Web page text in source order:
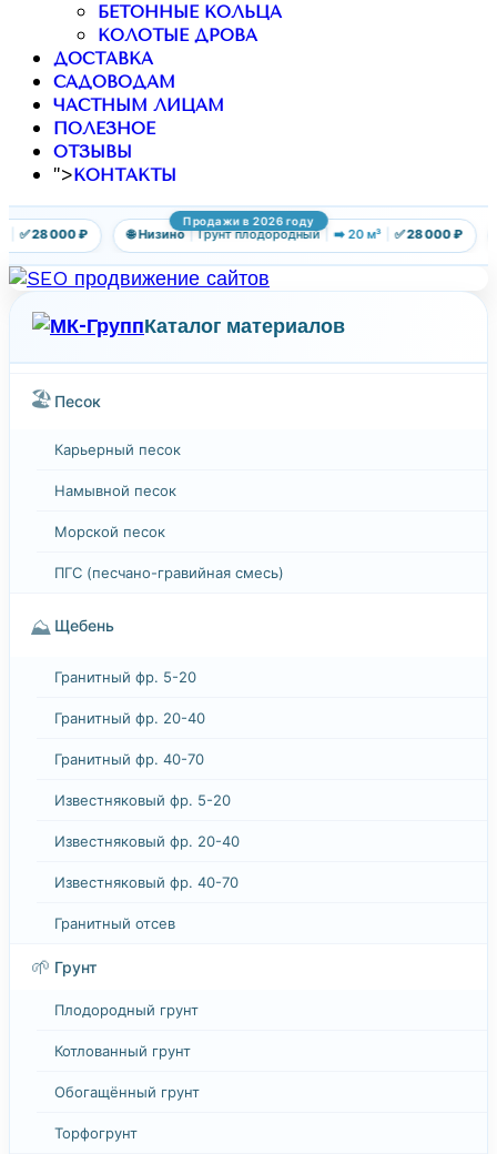
БЕТОННЫЕ КОЛЬЦА
КОЛОТЫЕ ДРОВА
ДОСТАВКА
САДОВОДАМ
ЧАСТНЫМ ЛИЦАМ
ПОЛЕЗНОЕ
ОТЗЫВЫ
">КОНТАКТЫ
Продажи в 2026 году
✅ 28 000 ₽ 🌐 Низино | Грунт плодородный | ➡️ 20 м³ | ✅ 28 000 ₽
Каталог материалов
🏖️ Песок
Карьерный песок
Намывной песок
Морской песок
ПГС (песчано-гравийная смесь)
⛰️ Щебень
Гранитный фр. 5-20
Гранитный фр. 20-40
Гранитный фр. 40-70
Известняковый фр. 5-20
Известняковый фр. 20-40
Известняковый фр. 40-70
Гранитный отсев
🌱 Грунт
Плодородный грунт
Котлованный грунт
Обогащённый грунт
Торфогрунт